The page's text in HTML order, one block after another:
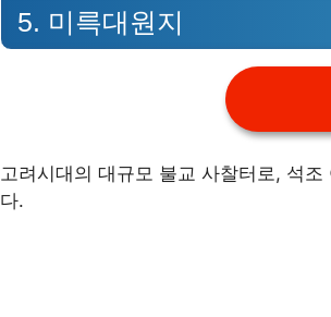
5. 미륵대원지
고려시대의 대규모 불교 사찰터로, 석
다.